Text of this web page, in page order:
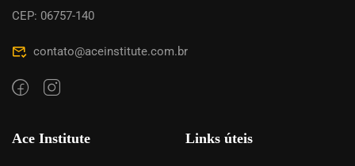
CEP: 06757-140
contato@aceinstitute.com.br
Ace Institute Links úteis